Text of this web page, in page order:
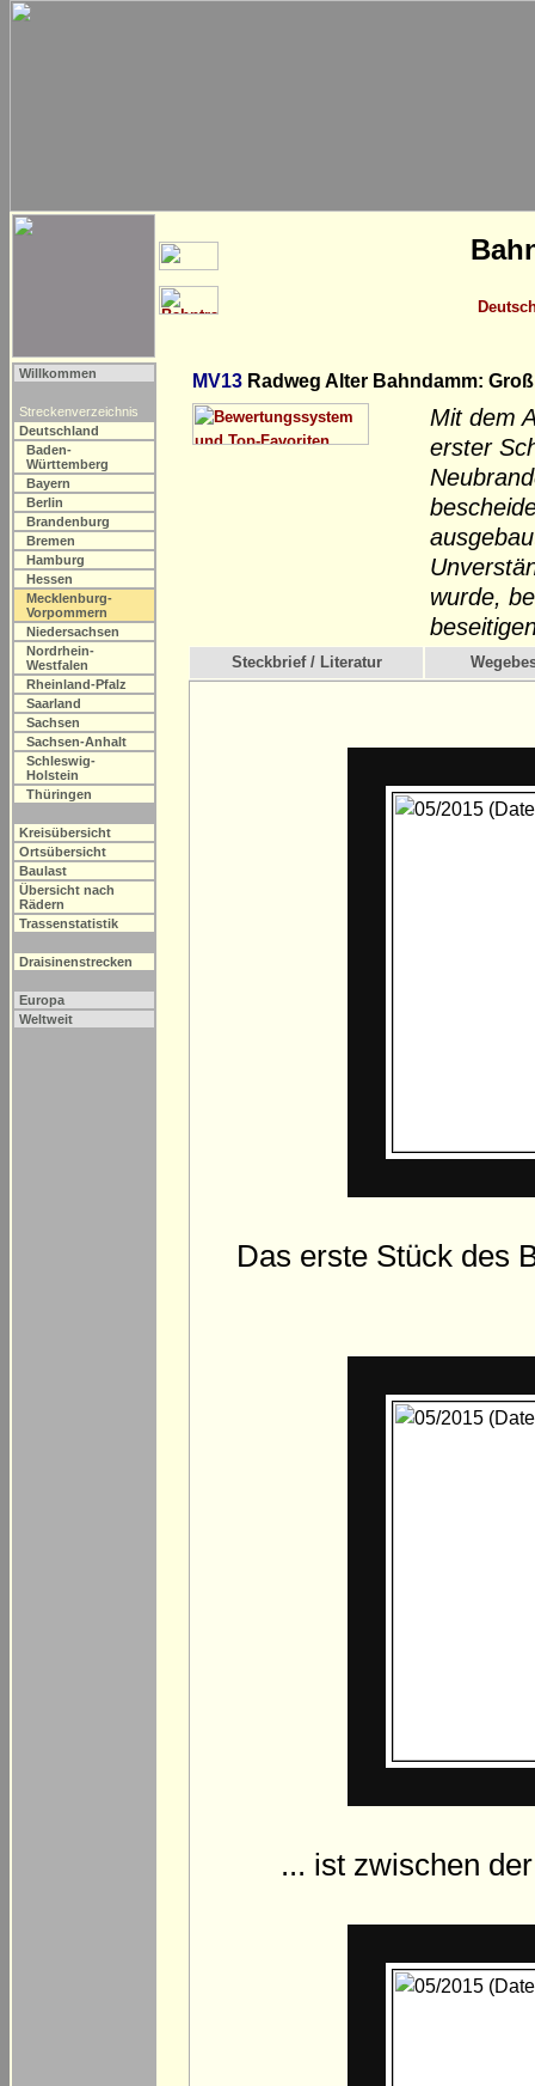
Willkommen
Streckenverzeichnis
Deutschland
Baden-
Württemberg
Bayern
Berlin
Brandenburg
Bremen
Hamburg
Hessen
Mecklenburg-
Vorpommern
Niedersachsen
Nordrhein-
Westfalen
Rheinland-Pfalz
Saarland
Sachsen
Sachsen-Anhalt
Schleswig-
Holstein
Thüringen
Kreisübersicht
Ortsübersicht
Baulast
Übersicht nach
Rädern
Trassenstatistik
Draisinenstrecken
Europa
Weltweit
MV13 Radweg Alter Bahndamm:
Mit dem
erster
wurde,
Steckbrief / Literatur
Das erste Stück des
... ist zwischen